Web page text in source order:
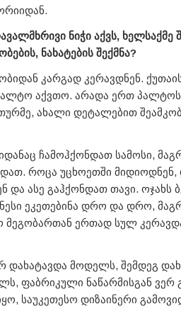
ნიჭი აქვს, ხელსაქმე
ნახატების შექმნა?
კარგად კერავდნენ.
აქვთო. არადა ერთ პალტოს
ახალი დეტალებით
ჩამოჰქონდათ სამოსი,
როცა უცხოეთში მიდიოდნენ,
და ასე გაჰქონდათ თავი. ოჯახს
ეკეთებინა დრო და დრო,
ერთად სულ
დახატავდა მოდელს, შემდეგ
ფაბრიკული ნაწარმისგან ვერ
საუკეთესო დიზაინერი